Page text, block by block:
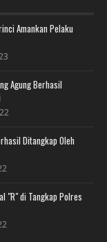
Amankan Pelaku
Agung Berhasil
Ditangkap Oleh
"R" di Tangkap Polres